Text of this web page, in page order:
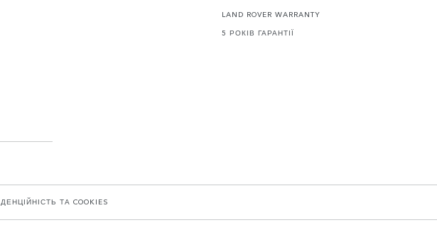
LAND ROVER WARRANTY
5 РОКІВ ГАРАНТІЇ
ТА COOKIES